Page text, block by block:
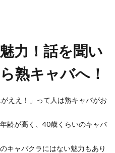
力！話を聞い
熟キャバへ！
ええ！」って人は熟キャバがお
齢が高く、40歳くらいのキャバ
キャバクラにはない魅力もあり